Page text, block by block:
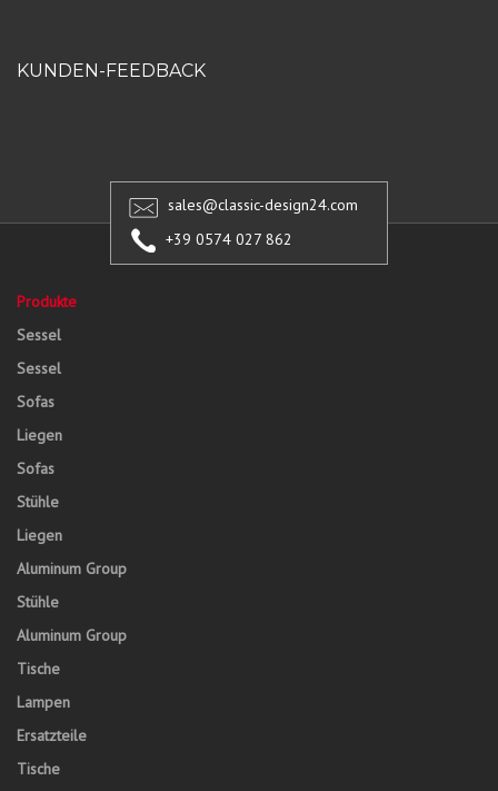
KUNDEN-FEEDBACK
sales@classic-design24.com
+39 0574 027 862
Produkte
Sessel
Sessel
Sofas
Liegen
Sofas
Stühle
Liegen
Aluminum Group
Stühle
Aluminum Group
Tische
Lampen
Ersatzteile
Tische